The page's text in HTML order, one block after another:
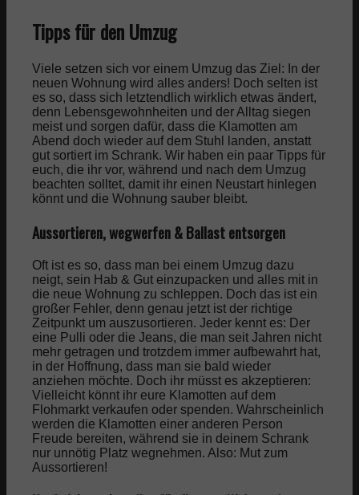
Tipps für den Umzug
Viele setzen sich vor einem Umzug das Ziel: In der
neuen Wohnung wird alles anders! Doch selten ist
es so, dass sich letztendlich wirklich etwas ändert,
denn Lebensgewohnheiten und der Alltag siegen
meist und sorgen dafür, dass die Klamotten am
Abend doch wieder auf dem Stuhl landen, anstatt
gut sortiert im Schrank. Wir haben ein paar Tipps für
euch, die ihr vor, während und nach dem Umzug
beachten solltet, damit ihr einen Neustart hinlegen
könnt und die Wohnung sauber bleibt.
Aussortieren, wegwerfen & Ballast entsorgen
Oft ist es so, dass man bei einem Umzug dazu
neigt, sein Hab & Gut einzupacken und alles mit in
die neue Wohnung zu schleppen. Doch das ist ein
großer Fehler, denn genau jetzt ist der richtige
Zeitpunkt um auszusortieren. Jeder kennt es: Der
eine Pulli oder die Jeans, die man seit Jahren nicht
mehr getragen und trotzdem immer aufbewahrt hat,
in der Hoffnung, dass man sie bald wieder
anziehen möchte. Doch ihr müsst es akzeptieren:
Vielleicht könnt ihr eure Klamotten auf dem
Flohmarkt verkaufen oder spenden. Wahrscheinlich
werden die Klamotten einer anderen Person
Freude bereiten, während sie in deinem Schrank
nur unnötig Platz wegnehmen. Also: Mut zum
Aussortieren!